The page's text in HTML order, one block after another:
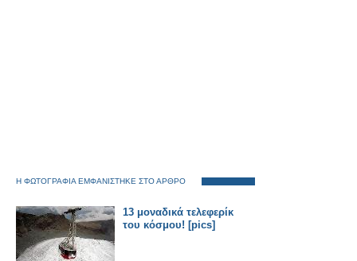
Η ΦΩΤΟΓΡΑΦΙΑ ΕΜΦΑΝΙΣΤΗΚΕ ΣΤΟ ΑΡΘΡΟ
13 μοναδικά τελεφερίκ
του κόσμου! [pics]